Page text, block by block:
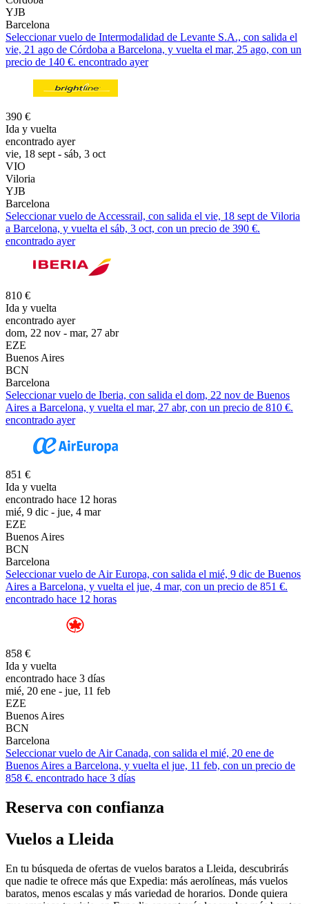
YJB
Barcelona
Seleccionar vuelo de Intermodalidad de Levante S.A., con salida el
vie, 21 ago de Córdoba a Barcelona, y vuelta el mar, 25 ago, con un
precio de 140 €. encontrado ayer
390 €
Ida y vuelta
encontrado ayer
vie, 18 sept - sáb, 3 oct
VIO
Viloria
YJB
Barcelona
Seleccionar vuelo de Accessrail, con salida el vie, 18 sept de Viloria
a Barcelona, y vuelta el sáb, 3 oct, con un precio de 390 €.
encontrado ayer
810 €
Ida y vuelta
encontrado ayer
dom, 22 nov - mar, 27 abr
EZE
Buenos Aires
BCN
Barcelona
Seleccionar vuelo de Iberia, con salida el dom, 22 nov de Buenos
Aires a Barcelona, y vuelta el mar, 27 abr, con un precio de 810 €.
encontrado ayer
851 €
Ida y vuelta
encontrado hace 12 horas
mié, 9 dic - jue, 4 mar
EZE
Buenos Aires
BCN
Barcelona
Seleccionar vuelo de Air Europa, con salida el mié, 9 dic de Buenos
Aires a Barcelona, y vuelta el jue, 4 mar, con un precio de 851 €.
encontrado hace 12 horas
858 €
Ida y vuelta
encontrado hace 3 días
mié, 20 ene - jue, 11 feb
EZE
Buenos Aires
BCN
Barcelona
Seleccionar vuelo de Air Canada, con salida el mié, 20 ene de
Buenos Aires a Barcelona, y vuelta el jue, 11 feb, con un precio de
858 €. encontrado hace 3 días
Reserva con confianza
Vuelos a Lleida
En tu búsqueda de ofertas de vuelos baratos a Lleida, descubrirás
que nadie te ofrece más que Expedia: más aerolíneas, más vuelos
baratos, menos escalas y más variedad de horarios. Donde quiera